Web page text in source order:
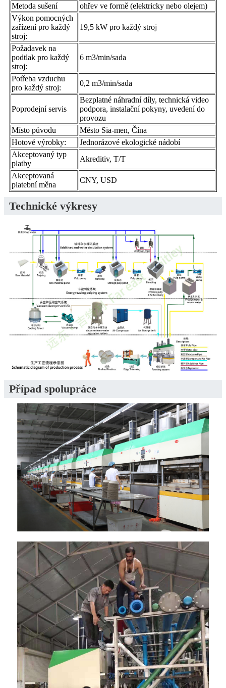
Metoda sušení
ohřev ve formě (elektricky nebo olejem)
Výkon pomocných
zařízení pro každý
stroj:
19,5 kW pro každý stroj
Požadavek na
podtlak pro každý
stroj:
6 m3/min/sada
Potřeba vzduchu
pro každý stroj:
0,2 m3/min/sada
Poprodejní servis
Bezplatné náhradní díly, technická video
podpora, instalační pokyny, uvedení do
provozu
Místo původu
Město Sia-men, Čína
Hotové výrobky:
Jednorázové ekologické nádobí
Akceptovaný typ
platby
Akreditiv, T/T
Akceptovaná
platební měna
CNY, USD
Technické výkresy
Případ spolupráce